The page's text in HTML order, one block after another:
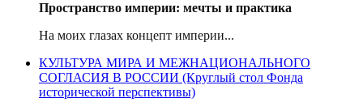
Пространство империи: мечты и практика
На моих глазах концепт империи...
КУЛЬТУРА МИРА И МЕЖНАЦИОНАЛЬНОГО
СОГЛАСИЯ В РОССИИ (Круглый стол Фонда
исторической перспективы)